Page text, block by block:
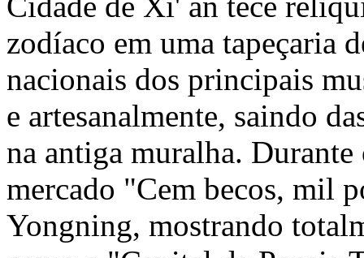
zodíaco em uma tapeçaria
nacionais dos principais
e artesanalmente, saindo
na antiga muralha.
mercado "Cem becos, mil
Yongning, mostrando